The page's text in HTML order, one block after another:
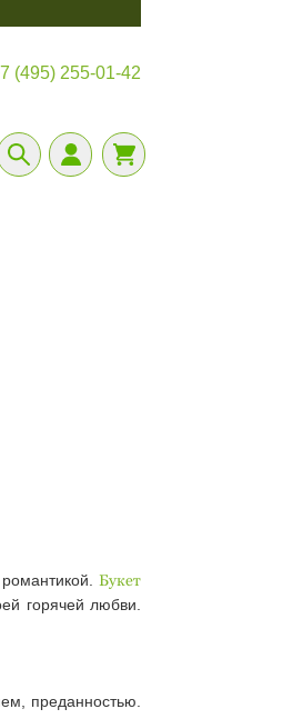
(495) 255-01-42
Букет
горячей любви.
преданностью.